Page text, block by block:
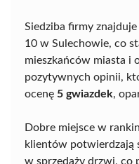
Siedziba firmy
10 w Sulechowie, co
mieszkańców miasta i
pozytywnych opinii,
ocenę 5 gwiazdek,
Dobre miejsce w
klientów potwierdzają
w sprzedaży drzwi, co